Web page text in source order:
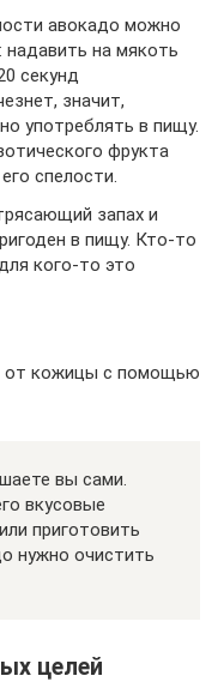
авокадо можно
на мякоть
секунд
значит,
употреблять в пищу.
фрукта
спелости.
запах и
в пищу. Кто-то
кого-то это
от кожицы с помощью
вы сами.
вкусовые
приготовить
нужно очистить
целей